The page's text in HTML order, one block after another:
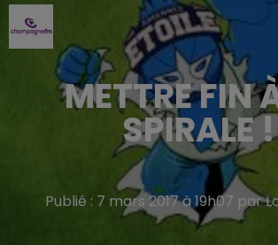
METTRE FIN
SPIRALE !
Publié : 7 mars 2017 à 19h07 par